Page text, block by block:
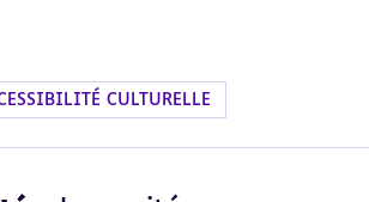
CULTURELLE